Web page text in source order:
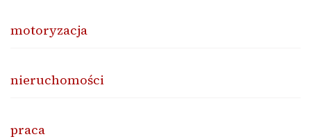
motoryzacja
nieruchomości
praca